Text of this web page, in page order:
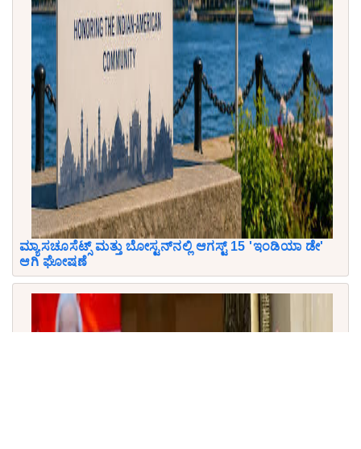
ಮ್ಯಾಸಚೂಸೆಟ್ಸ್ ಮತ್ತು ಬೋಸ್ಟನ್‌ನಲ್ಲಿ ಆಗಸ್ಟ್ 15 'ಇಂಡಿಯಾ ಡೇ'
ಆಗಿ ಘೋಷಣೆ